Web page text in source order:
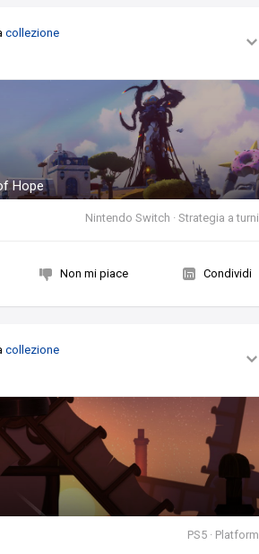
collezione
Hope
Nintendo Switch · Strategia a turni
Non mi piace Condividi
collezione
PS5 · Platform